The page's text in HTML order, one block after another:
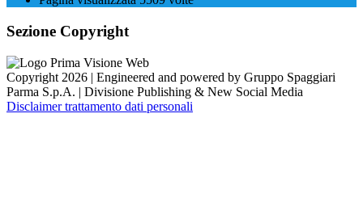
Sezione Copyright
Copyright 2026 | Engineered and powered by Gruppo Spaggiari
Parma S.p.A. | Divisione Publishing & New Social Media
Disclaimer trattamento dati personali